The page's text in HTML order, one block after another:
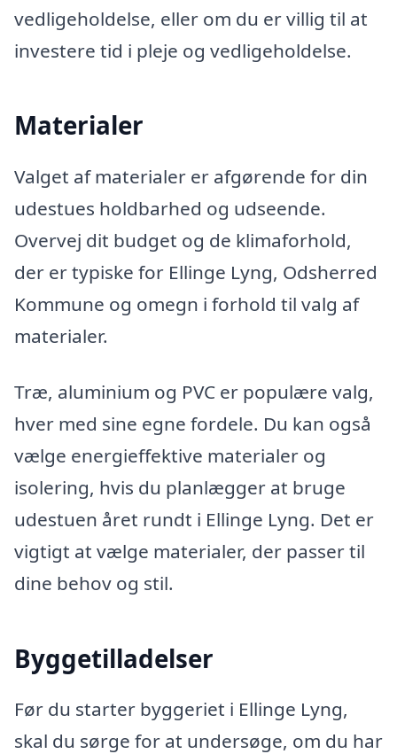
vedligeholdelse, eller om du er villig til at
investere tid i pleje og vedligeholdelse.
Materialer
Valget af materialer er afgørende for din
udestues holdbarhed og udseende.
Overvej dit budget og de klimaforhold,
der er typiske for Ellinge Lyng, Odsherred
Kommune og omegn i forhold til valg af
materialer.
Træ, aluminium og PVC er populære valg,
hver med sine egne fordele. Du kan også
vælge energieffektive materialer og
isolering, hvis du planlægger at bruge
udestuen året rundt i Ellinge Lyng. Det er
vigtigt at vælge materialer, der passer til
dine behov og stil.
Byggetilladelser
Før du starter byggeriet i Ellinge Lyng,
skal du sørge for at undersøge, om du har